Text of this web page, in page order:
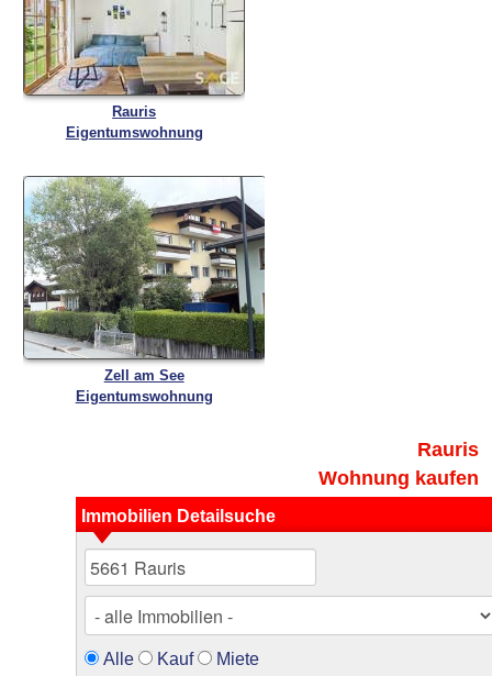
Rauris
Eigentumswohnung
Zell am See
Eigentumswohnung
Rauris
Wohnung kaufen
Immobilien Detailsuche
Alle Kauf Miete